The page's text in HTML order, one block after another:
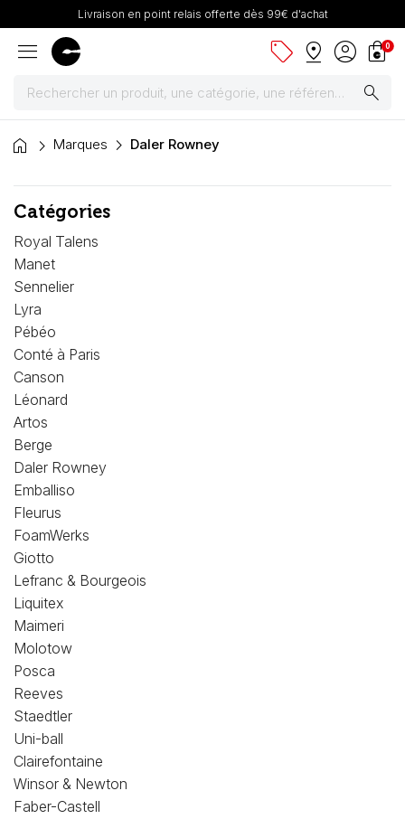
Livraison en point relais offerte dès 99€ d'achat
menu sell pin_drop account_circle shopping_bag
0
search
Peintures
Pinceaux & fournitures
Châssis, toiles & chevalets
Papiers
Dessin & arts graphiques
Cartons mousse & plume
Loisirs Créatifs
Coffrets & cadeaux
Encadrement
mail
home Marques Daler Rowney
Catégories
Royal Talens
Manet
Sennelier
Lyra
Pébéo
Conté à Paris
Canson
Léonard
Artos
Berge
Daler Rowney
Emballiso
Fleurus
FoamWerks
Giotto
Lefranc & Bourgeois
Liquitex
Maimeri
Molotow
Posca
Reeves
Staedtler
Uni-ball
Clairefontaine
Winsor & Newton
Faber-Castell